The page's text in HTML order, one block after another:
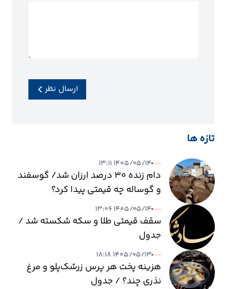
ارسال نظر
تازه ها
۱۴۰۵/۰۵/۱۴ ۱۳:۱۱
دام زنده ۳۰ درصد ارزان شد/ گوسفند
و گوساله چه قیمتی پیدا کرد؟
۱۴۰۵/۰۵/۱۴ ۱۳:۰۶
سقف قیمتی طلا و سکه شکسته شد /
جدول
۱۴۰۵/۰۵/۱۳ ۱۸:۱۸
هزینه پخت هر پرس زرشک‌پلو و مرغ
نذری چند؟ / جدول